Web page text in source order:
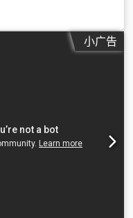
小广告